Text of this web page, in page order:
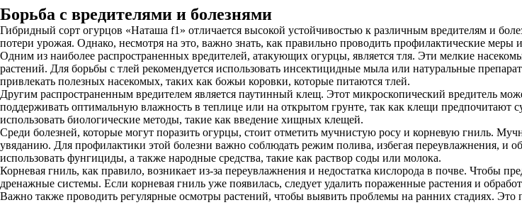
Борьба с вредителями и болезнями
Гибридный сорт огурцов «Наташа f1» отличается высокой устойчивостью к различным вредителям и
потери урожая. Однако, несмотря на это, важно знать, как правильно проводить профилактические меры
Одним из наиболее распространенных вредителей, атакующих огурцы, является тля. Эти мелкие
растений. Для борьбы с тлей рекомендуется использовать инсектицидные мыла или натуральные
привлекать полезных насекомых, таких как божьи коровки, которые питаются тлей.
Другим распространенным вредителем является паутинный клещ. Этот микроскопический вредитель
поддерживать оптимальную влажность в теплице или на открытом грунте, так как клещи
использовать биологические методы, такие как введение хищных клещей.
Среди болезней, которые могут поразить огурцы, стоит отметить мучнистую росу и корневую гниль.
увяданию. Для профилактики этой болезни важно соблюдать режим полива, избегая переувлажнения, и
использовать фунгициды, а также народные средства, такие как раствор соды или молока.
Корневая гниль, как правило, возникает из-за переувлажнения и недостатка кислорода в почве. Чтобы
дренажные системы. Если корневая гниль уже появилась, следует удалить пораженные растения и
Важно также проводить регулярные осмотры растений, чтобы выявить проблемы на ранних стадиях.